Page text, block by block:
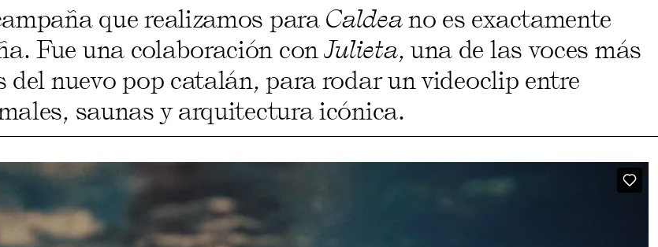
que realizamos para Caldeano es exactamente
Fue una colaboración conJulieta, una de las voces más
del nuevo pop catalán, para rodar un videoclip entre
saunas y arquitectura icónica.